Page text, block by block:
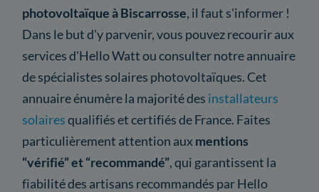
photovoltaïque à Biscarrosse, il faut s'informer !
Dans le but d'y parvenir, vous pouvez recourir aux
services d'Hello Watt ou consulter notre annuaire
de spécialistes solaires photovoltaïques. Cet
annuaire énumère la majorité des installateurs
solairesqualifiés et certifiés de France. Faites
particulièrement attention auxmentions
“vérifié” et “recommandé”, qui garantissent la
fiabilité des artisans recommandés par Hello